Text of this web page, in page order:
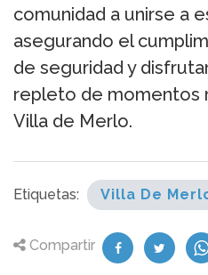
comunidad a unirse a
asegurando el
de seguridad y
repleto de momentos
Villa de Merlo.
Etiquetas: Villa De
Compartir